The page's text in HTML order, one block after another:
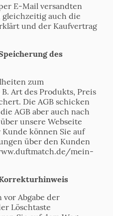
E-Mail versandten
gleichzeitig auch die
und der Kaufvertrag
des
zum
Art des Produkts, Preis
Die AGB schicken
AGB aber auch nach
unsere Webseite
können Sie auf
über den Kunden
mein-
vor Abgabe der
Löschtaste